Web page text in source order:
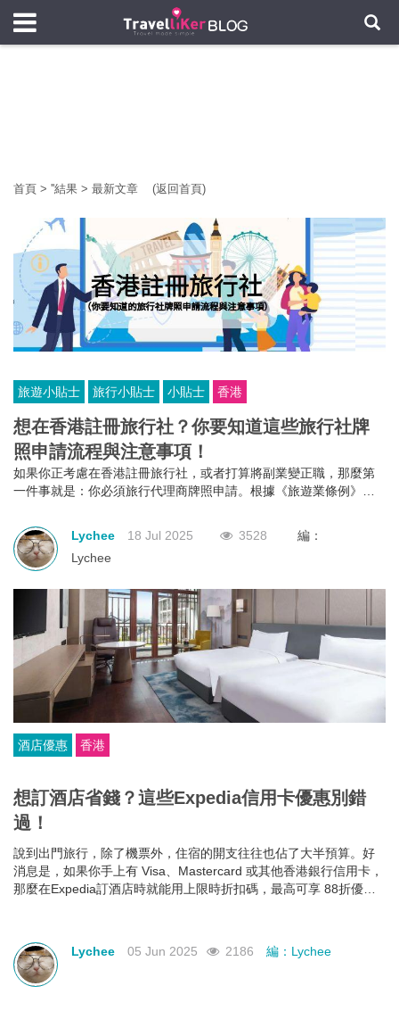
首頁 > ''結果 > 最新文章 (返回首頁)
旅遊小貼士 旅行小貼士 小貼士 香港
想在香港註冊旅行社？你要知道這些旅行社牌
照申請流程與注意事項！
如果你正考慮在香港註冊旅行社，或者打算將副業變正職，那麼第
一件事就是：你必須旅行代理商牌照申請。根據《旅遊業條例》第
遊團或接待到港旅客的業務，都必須向旅遊業監管局申請並持有有
效的旅行代理商牌照。沒有這個牌照？那就不能經營！
Lychee 18 Jul 2025 3528
編：
Lychee
酒店優惠 香港
想訂酒店省錢？這些Expedia信用卡優惠別錯
過！
說到出門旅行，除了機票外，住宿的開支往往也佔了大半預算。好
消息是，如果你手上有 Visa、Mastercard 或其他香港銀行信用卡，
那麼在Expedia訂酒店時就能用上限時折扣碼，最高可享 88折優
Lychee
05 Jun 2025 2186 編：Lychee